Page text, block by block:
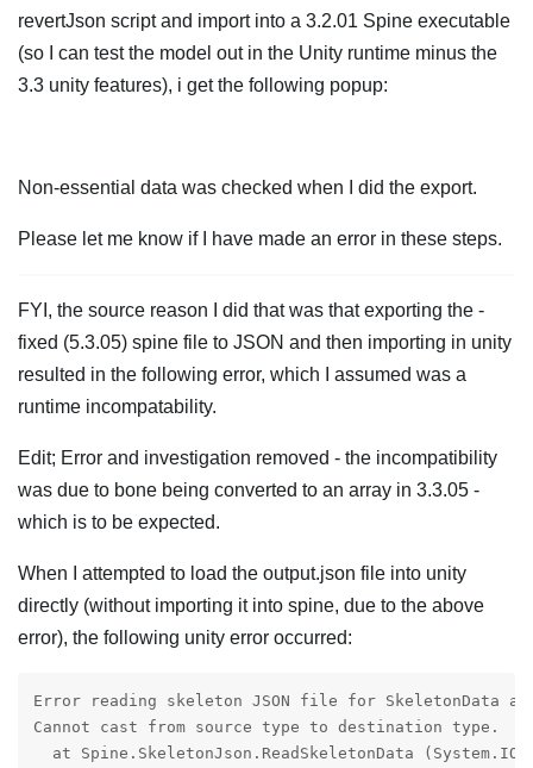
revertJson script and import into a 3.2.01 Spine executable
(so I can test the model out in the Unity runtime minus the
3.3 unity features), i get the following popup:
Non-essential data was checked when I did the export.
Please let me know if I have made an error in these steps.
FYI, the source reason I did that was that exporting the -
fixed (5.3.05) spine file to JSON and then importing in unity
resulted in the following error, which I assumed was a
runtime incompatability.
Edit; Error and investigation removed - the incompatibility
was due to bone being converted to an array in 3.3.05 -
which is to be expected.
When I attempted to load the output.json file into unity
directly (without importing it into spine, due to the above
error), the following unity error occurred:
Error reading skeleton JSON file for SkeletonData
Cannot cast from source type to destination type.
at Spine.SkeletonJson.ReadSkeletonData